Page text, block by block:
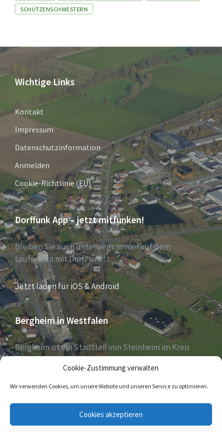
Cookie-Zustimmung verwalten
Wir verwenden Cookies, um unsere Website und unseren Service zu optimieren.
Cookies akzeptieren
SCHÜTZENSCHWESTERN
Wichtige Links
Kontakt
Impressum
Datenschutzinformation
Anmelden
Cookie-Richtlinie (EU)
Dorffunk App – jetzt mitfunken!
Bleiben Sie auch unterwegs immer auf dem
Laufenden mit DorfFunk!
Jetzt laden für iOS & Android
Bergheim in Westfalen
Bergheim ist ein Stadtteil von Steinheim im Kreis
Höxter, Nordrhein-Westfalen, und zählt aktuell 1030
Einwohner – Stand 31. Dezember 2018.